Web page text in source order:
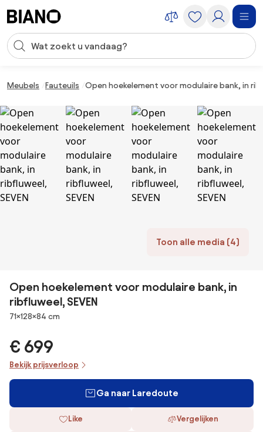
Zoekopdracht invoeren
Meubels Fauteuils Open hoekelement voor modulaire bank, in
Toon alle media (4)
Open hoekelement voor modulaire bank, in
ribfluweel, SEVEN
Afmetingen
71×128×84 cm
€ 699
Bekijk prijsverloop
Ga naar Laredoute
Like Vergelijken